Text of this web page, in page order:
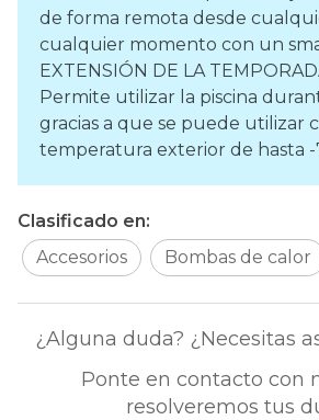
de forma remota desde
cualquier momento con un
EXTENSIÓN DE LA
Permite utilizar la piscina
gracias a que se puede utilizar
temperatura exterior de hasta -
Clasificado en:
Accesorios
Bombas de calor
¿Alguna duda? ¿Necesitas
Ponte en contacto con
resolveremos tus